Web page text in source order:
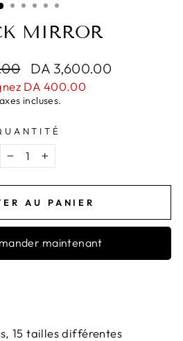
MIRROR
Prix
réduit
DA 3,600.00
DA 400.00
incluses.
− +
AU PANIER
maintenant
15 tailles différentes